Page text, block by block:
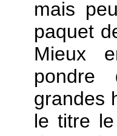
mais
paquet
Mieux
pondre
grandes
le titre